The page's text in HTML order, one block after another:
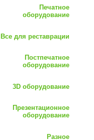
Печатное
оборудование
Все для реставрации
Постпечатное
оборудование
3D оборудование
Презентационное
оборудование
Разное